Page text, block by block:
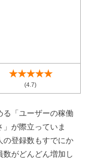
★★★★★
(4.7)
る「ユーザーの稼働
が際立っていま
の登録数もすでにか
がどんどん増加し